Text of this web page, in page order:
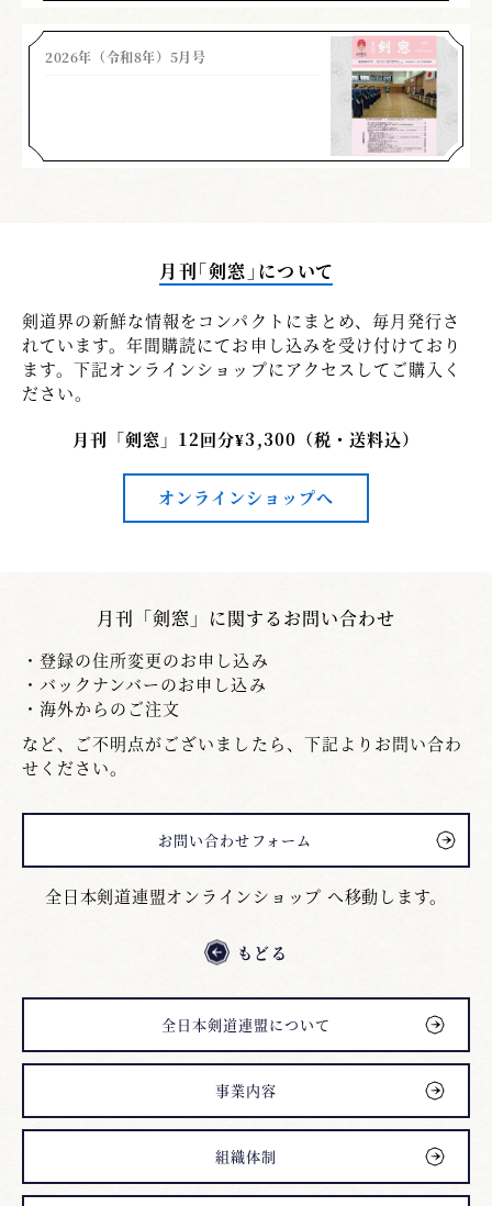
2026年（令和8年）5月号
月刊「剣窓」について
剣道界の新鮮な情報をコンパクトにまとめ、毎月発行さ
れています。年間購読にてお申し込みを受け付けており
ます。下記オンラインショップにアクセスしてご購入く
ださい。
月刊「剣窓」12回分¥3,300（税・送料込）
オンラインショップへ
月刊「剣窓」に関するお問い合わせ
登録の住所変更のお申し込み
バックナンバーのお申し込み
海外からのご注文
など、ご不明点がございましたら、下記よりお問い合わ
せください。
お問い合わせフォーム
全日本剣道連盟オンラインショップ へ移動します。
もどる
全日本剣道連盟について
事業内容
組織体制